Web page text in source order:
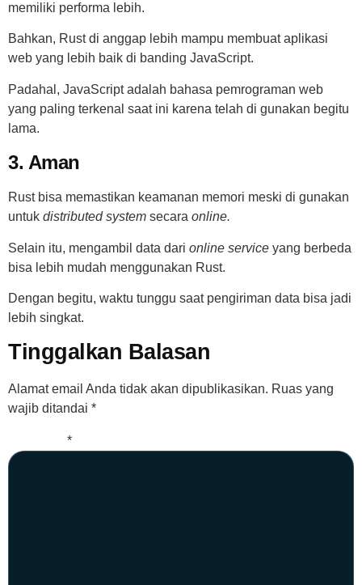
memiliki performa lebih.
Bahkan, Rust di anggap lebih mampu membuat aplikasi
web yang lebih baik di banding JavaScript.
Padahal, JavaScript adalah bahasa pemrograman web
yang paling terkenal saat ini karena telah di gunakan begitu
lama.
3. Aman
Rust bisa memastikan keamanan memori meski di gunakan
untuk distributed system secara online.
Selain itu, mengambil data dari online service yang berbeda
bisa lebih mudah menggunakan Rust.
Dengan begitu, waktu tunggu saat pengiriman data bisa jadi
lebih singkat.
Tinggalkan Balasan
Alamat email Anda tidak akan dipublikasikan. Ruas yang
wajib ditandai *
*